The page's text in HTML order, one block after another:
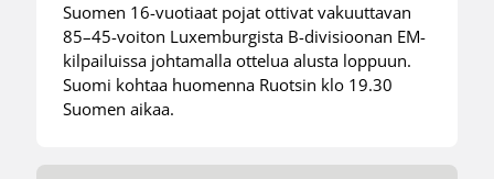
Suomen 16-vuotiaat pojat ottivat vakuuttavan
85–45-voiton Luxemburgista B-divisioonan EM-
kilpailuissa johtamalla ottelua alusta loppuun.
Suomi kohtaa huomenna Ruotsin klo 19.30
Suomen aikaa.